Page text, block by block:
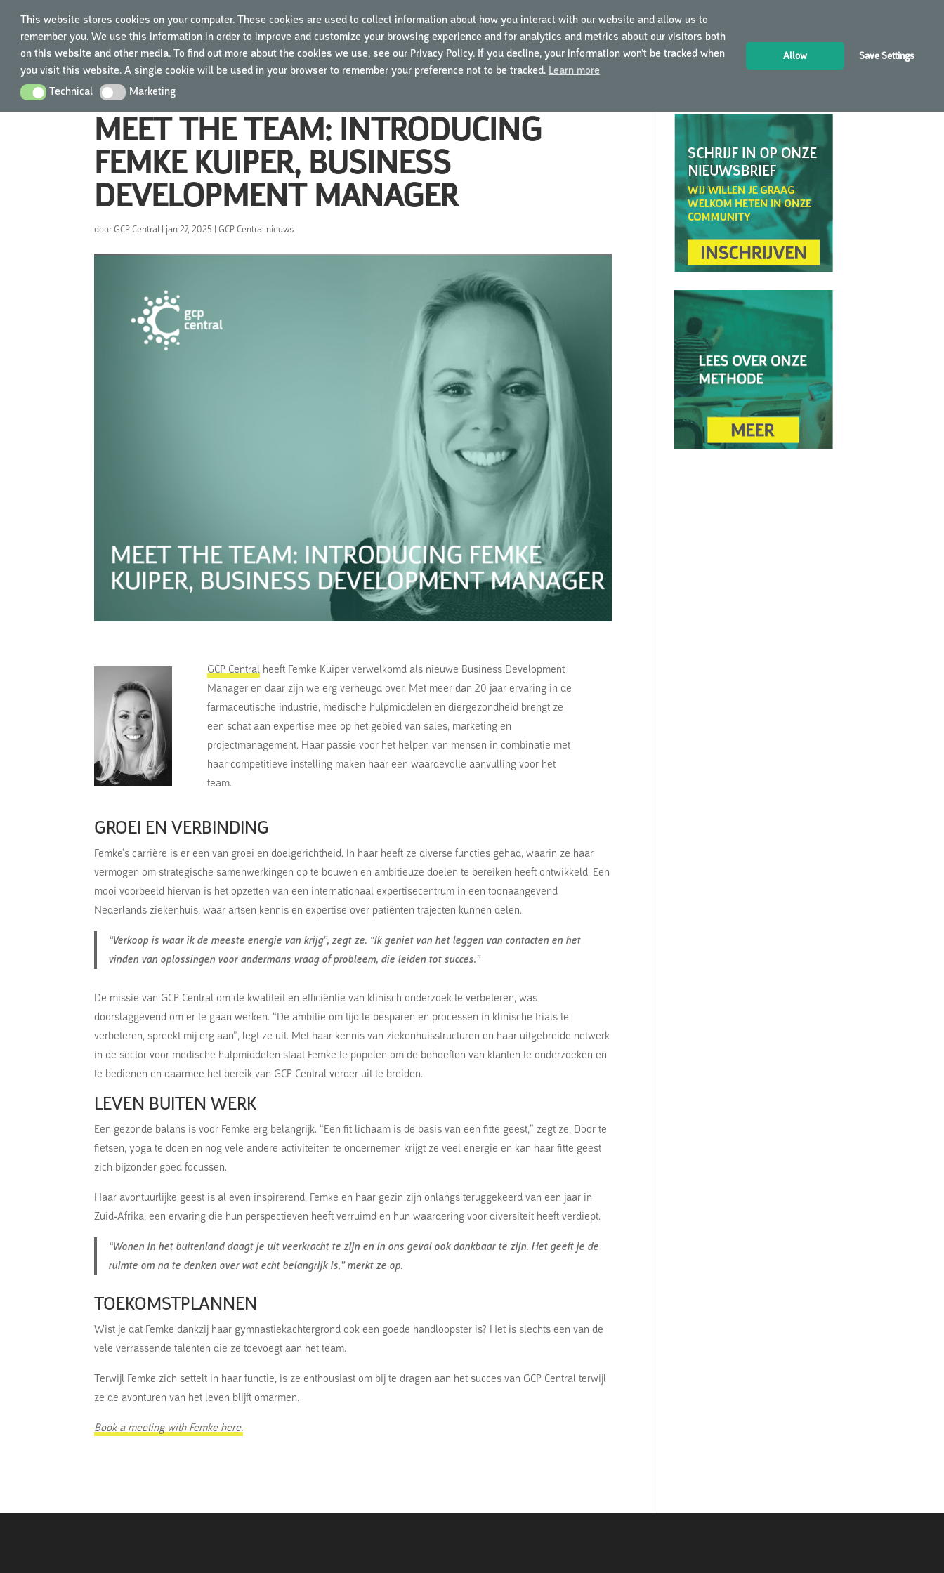
This website stores cookies on your computer. These cookies are used to collect information about how you interact with our website and allow us to
remember you. We use this information in order to improve and customize your browsing experience and for analytics and metrics about our visitors both
on this website and other media. To find out more about the cookies we use, see our Privacy Policy. If you decline, your information won’t be tracked when
you visit this website. A single cookie will be used in your browser to remember your preference not to be tracked. Learn more
TechnicalTechnical MarketingMarketing
Allow Save Settings
TRAININGEN OVER MYGCP VOOR BEDRIJVEN LOGIN NL
MEET THE TEAM: INTRODUCING
FEMKE KUIPER, BUSINESS
DEVELOPMENT MANAGER
doorGCP Central | jan 27, 2025 |GCP Central nieuws
GCP Central heeft Femke Kuiper verwelkomd als nieuwe Business Development
Manager en daar zijn we erg verheugd over. Met meer dan 20 jaar ervaring in de
farmaceutische industrie, medische hulpmiddelen en diergezondheid brengt ze
een schat aan expertise mee op het gebied van sales, marketing en
projectmanagement. Haar passie voor het helpen van mensen in combinatie met
haar competitieve instelling maken haar een waardevolle aanvulling voor het
team.
GROEI EN VERBINDING
Femke’s carrière is er een van groei en doelgerichtheid. In haar heeft ze diverse functies gehad, waarin ze haar
vermogen om strategische samenwerkingen op te bouwen en ambitieuze doelen te bereiken heeft ontwikkeld. Een
mooi voorbeeld hiervan is het opzetten van een internationaal expertisecentrum in een toonaangevend
Nederlands ziekenhuis, waar artsen kennis en expertise over patiënten trajecten kunnen delen.
“Verkoop is waar ik de meeste energie van krijg”, zegt ze. “Ik geniet van het leggen van contacten en het
vinden van oplossingen voor andermans vraag of probleem, die leiden tot succes.”
De missie van GCP Central om de kwaliteit en efficiëntie van klinisch onderzoek te verbeteren, was
doorslaggevend om er te gaan werken. “De ambitie om tijd te besparen en processen in klinische trials te
verbeteren, spreekt mij erg aan”, legt ze uit. Met haar kennis van ziekenhuisstructuren en haar uitgebreide netwerk
in de sector voor medische hulpmiddelen staat Femke te popelen om de behoeften van klanten te onderzoeken en
te bedienen en daarmee het bereik van GCP Central verder uit te breiden.
LEVEN BUITEN WERK
Een gezonde balans is voor Femke erg belangrijk. “Een fit lichaam is de basis van een fitte geest,” zegt ze. Door te
fietsen, yoga te doen en nog vele andere activiteiten te ondernemen krijgt ze veel energie en kan haar fitte geest
zich bijzonder goed focussen.
Haar avontuurlijke geest is al even inspirerend. Femke en haar gezin zijn onlangs teruggekeerd van een jaar in
Zuid-Afrika, een ervaring die hun perspectieven heeft verruimd en hun waardering voor diversiteit heeft verdiept.
“Wonen in het buitenland daagt je uit veerkracht te zijn en in ons geval ook dankbaar te zijn. Het geeft je de
ruimte om na te denken over wat echt belangrijk is,” merkt ze op.
TOEKOMSTPLANNEN
Wist je dat Femke dankzij haar gymnastiekachtergrond ook een goede handloopster is? Het is slechts een van de
vele verrassende talenten die ze toevoegt aan het team.
Terwijl Femke zich settelt in haar functie, is ze enthousiast om bij te dragen aan het succes van GCP Central terwijl
ze de avonturen van het leven blijft omarmen.
Book a meeting with Femke here.